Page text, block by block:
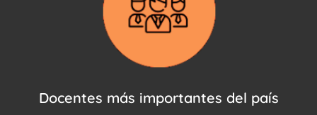
Docentes más importantes del país